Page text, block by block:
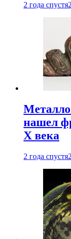
2 года спустя
нашел
X века
2 года спустя